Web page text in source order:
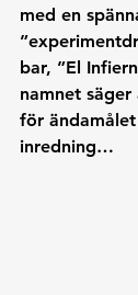
med en
bar, ”El
namnet
för
inredning…